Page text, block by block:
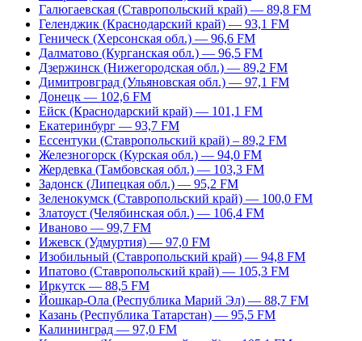
Галюгаевская (Ставропольский край) — 89,8 FM
Геленджик (Краснодарский край) — 93,1 FM
Геническ (Херсонская обл.) — 96,6 FM
Далматово (Курганская обл.) — 96,5 FM
Дзержинск (Нижегородская обл.) — 89,2 FM
Димитровград (Ульяновская обл.) — 97,1 FM
Донецк — 102,6 FM
Ейск (Краснодарский край) — 101,1 FM
Екатеринбург — 93,7 FM
Ессентуки (Ставропольский край) – 89,2 FM
Железногорск (Курская обл.) — 94,0 FM
Жердевка (Тамбовская обл.) — 103,3 FM
Задонск (Липецкая обл.) — 95,2 FM
Зеленокумск (Ставропольский край) — 100,0 FM
Златоуст (Челябинская обл.) — 106,4 FM
Иваново — 99,7 FM
Ижевск (Удмуртия) — 97,0 FM
Изобильный (Ставропольский край) — 94,8 FM
Ипатово (Ставропольский край) — 105,3 FM
Иркутск — 88,5 FM
Йошкар-Ола (Республика Марий Эл) — 88,7 FM
Казань (Республика Татарстан) — 95,5 FM
Калининград — 97,0 FM